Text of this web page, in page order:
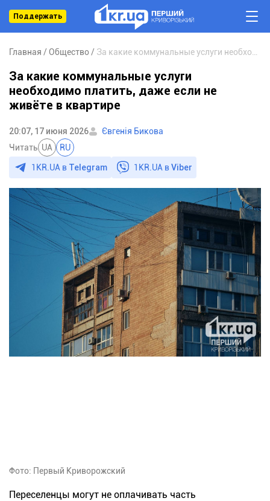
Поддержать
Главная Общество
За какие коммунальные услуги
необходимо платить, даже если не
живёте в квартире
20:07, 17 июня 2026
Євгенія Бикова
Читать UA RU
1KR.UA в Telegram 1KR.UA вViber
Фото: Первый Криворожский
Переселенцы могут не оплачивать часть